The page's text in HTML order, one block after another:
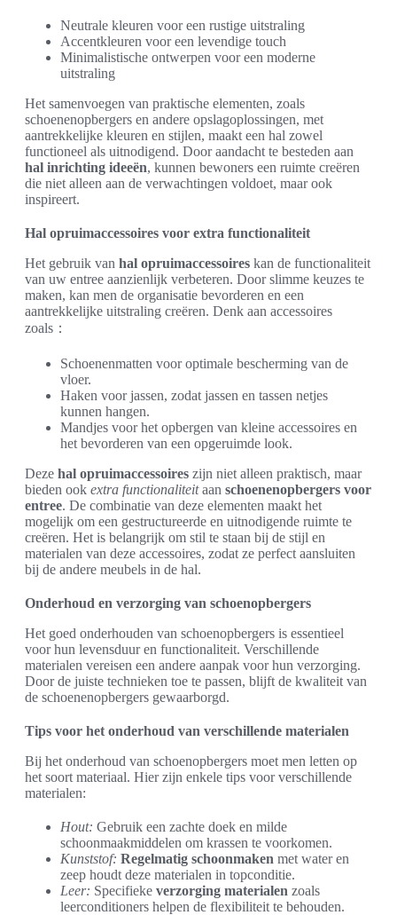
Neutrale kleuren voor een rustige uitstraling
Accentkleuren voor een levendige touch
Minimalistische ontwerpen voor een moderne
uitstraling
Het samenvoegen van praktische elementen, zoals
schoenenopbergers en andere opslagoplossingen, met
aantrekkelijke kleuren en stijlen, maakt een hal zowel
functioneel als uitnodigend. Door aandacht te besteden aan
hal inrichting ideeën, kunnen bewoners een ruimte creëren
die niet alleen aan de verwachtingen voldoet, maar ook
inspireert.
Hal opruimaccessoires voor extra functionaliteit
Het gebruik van hal opruimaccessoires kan de functionaliteit
van uw entree aanzienlijk verbeteren. Door slimme keuzes te
maken, kan men de organisatie bevorderen en een
aantrekkelijke uitstraling creëren. Denk aan accessoires
zoals：
Schoenenmatten voor optimale bescherming van de
vloer.
Haken voor jassen, zodat jassen en tassen netjes
kunnen hangen.
Mandjes voor het opbergen van kleine accessoires en
het bevorderen van een opgeruimde look.
Deze hal opruimaccessoires zijn niet alleen praktisch, maar
bieden ook extra functionaliteitaan schoenenopbergers voor
entree. De combinatie van deze elementen maakt het
mogelijk om een gestructureerde en uitnodigende ruimte te
creëren. Het is belangrijk om stil te staan bij de stijl en
materialen van deze accessoires, zodat ze perfect aansluiten
bij de andere meubels in de hal.
Onderhoud en verzorging van schoenopbergers
Het goed onderhouden van schoenopbergers is essentieel
voor hun levensduur en functionaliteit. Verschillende
materialen vereisen een andere aanpak voor hun verzorging.
Door de juiste technieken toe te passen, blijft de kwaliteit van
de schoenenopbergers gewaarborgd.
Tips voor het onderhoud van verschillende materialen
Bij het onderhoud van schoenopbergers moet men letten op
het soort materiaal. Hier zijn enkele tips voor verschillende
materialen:
Hout: Gebruik een zachte doek en milde
schoonmaakmiddelen om krassen te voorkomen.
Kunststof: Regelmatig schoonmaken met water en
zeep houdt deze materialen in topconditie.
Leer: Specifieke verzorging materialen zoals
leerconditioners helpen de flexibiliteit te behouden.